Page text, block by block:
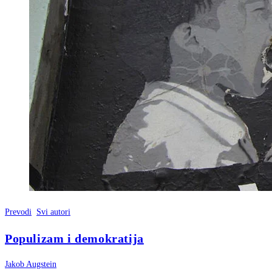
Prevodi Svi autori
Populizam i demokratija
Jakob Augstein